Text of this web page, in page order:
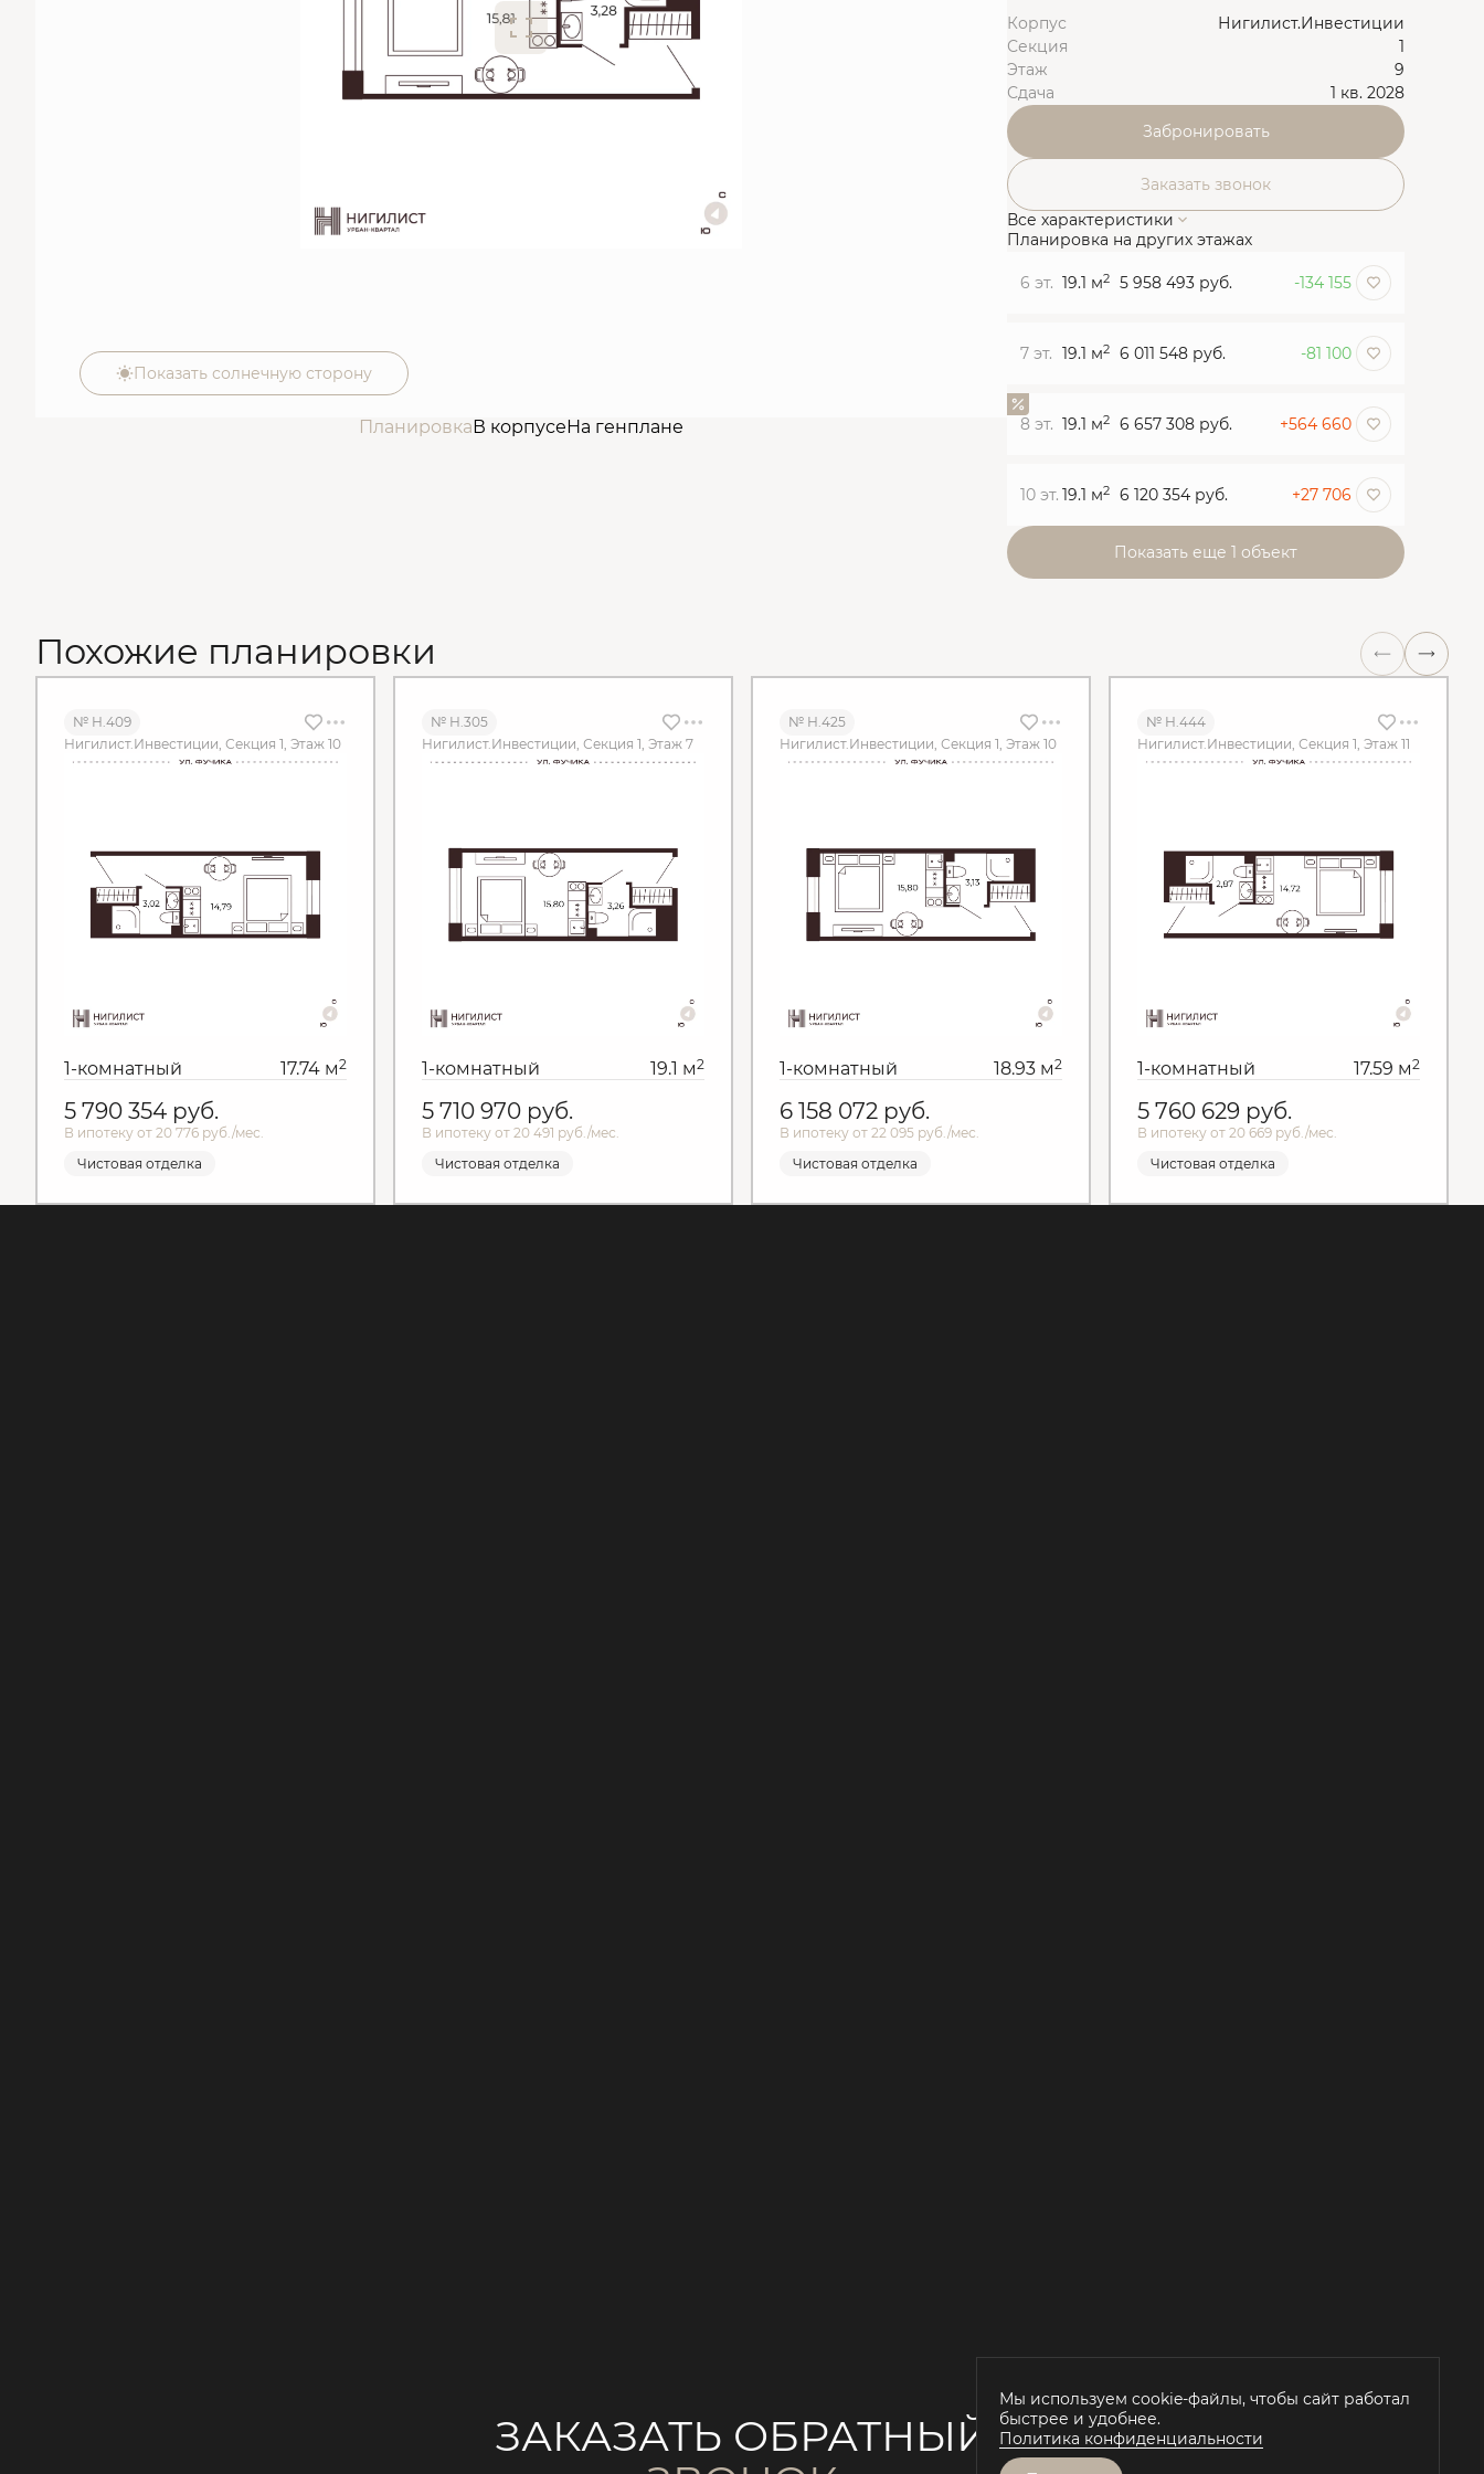
Показать солнечную сторону
ПланировкаВ корпусеНа генплане
Корпус
Нигилист.Инвестиции
Секция
1
Этаж
9
Сдача
1 кв. 2028
Забронировать
Заказать звонок
Все характеристики
Планировка на других этажах
6 эт. 19.1 м2 5 958 493 руб. -134 155
7 эт. 19.1 м2 6 011 548 руб. -81 100
8 эт. 19.1 м2 6 657 308 руб. +564 660
10 эт. 19.1 м2 6 120 354 руб. +27 706
Показать еще 1 объект
Похожие планировки
№ Н.409
Нигилист.Инвестиции, Секция 1, Этаж 10
1-комнатный 17.74 м2
5 790 354 руб.
В ипотеку от 20 776 руб./мес.
Чистовая отделка
№ Н.305
Нигилист.Инвестиции, Секция 1, Этаж 7
1-комнатный 19.1 м2
5 710 970 руб.
В ипотеку от 20 491 руб./мес.
Чистовая отделка
№ Н.425
Нигилист.Инвестиции, Секция 1, Этаж 10
1-комнатный 18.93 м2
6 158 072 руб.
В ипотеку от 22 095 руб./мес.
Чистовая отделка
№ Н.444
Нигилист.Инвестиции, Секция 1, Этаж 11
1-комнатный 17.59 м2
5 760 629 руб.
В ипотеку от 20 669 руб./мес.
Чистовая отделка
ЗАКАЗАТЬ ОБРАТНЫЙ
Мы используем cookie-файлы, чтобы сайт работал
быстрее и удобнее.
Политика конфиденциальности